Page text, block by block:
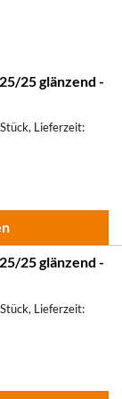
25 glänzend -
Lieferzeit:
25 glänzend -
Lieferzeit: